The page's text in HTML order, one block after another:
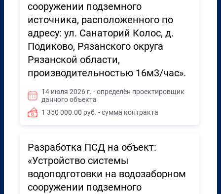
сооружении подземного
источника, расположенного по
адресу: ул. Санаторий Колос, д.
Подиково, Рязанского округа
Рязанской области,
производительностью 16м3/час».
14 июля 2026 г. - определён проектировщик
данного объекта
1 350 000.00 руб. - сумма контракта
Разработка ПСД на объект:
«Устройство системы
водоподготовки на водозаборном
сооружении подземного